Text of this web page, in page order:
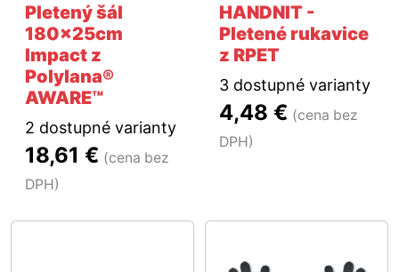
Pletený šál
180x25cm
Impact z
Polylana®
AWARE™
2 dostupné varianty
18,61 € (cena bez
DPH)
HANDNIT -
Pletené rukavice
z RPET
3 dostupné varianty
4,48 € (cena bez
DPH)